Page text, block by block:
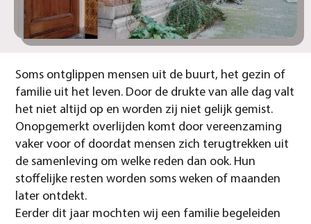
Soms ontglippen mensen uit de buurt, het gezin of
familie uit het leven. Door de drukte van alle dag valt
het niet altijd op en worden zij niet gelijk gemist.
Onopgemerkt overlijden komt door vereenzaming
vaker voor of doordat mensen zich terugtrekken uit
de samenleving om welke reden dan ook. Hun
stoffelijke resten worden soms weken of maanden
later ontdekt.
Eerder dit jaar mochten wij een familie begeleiden